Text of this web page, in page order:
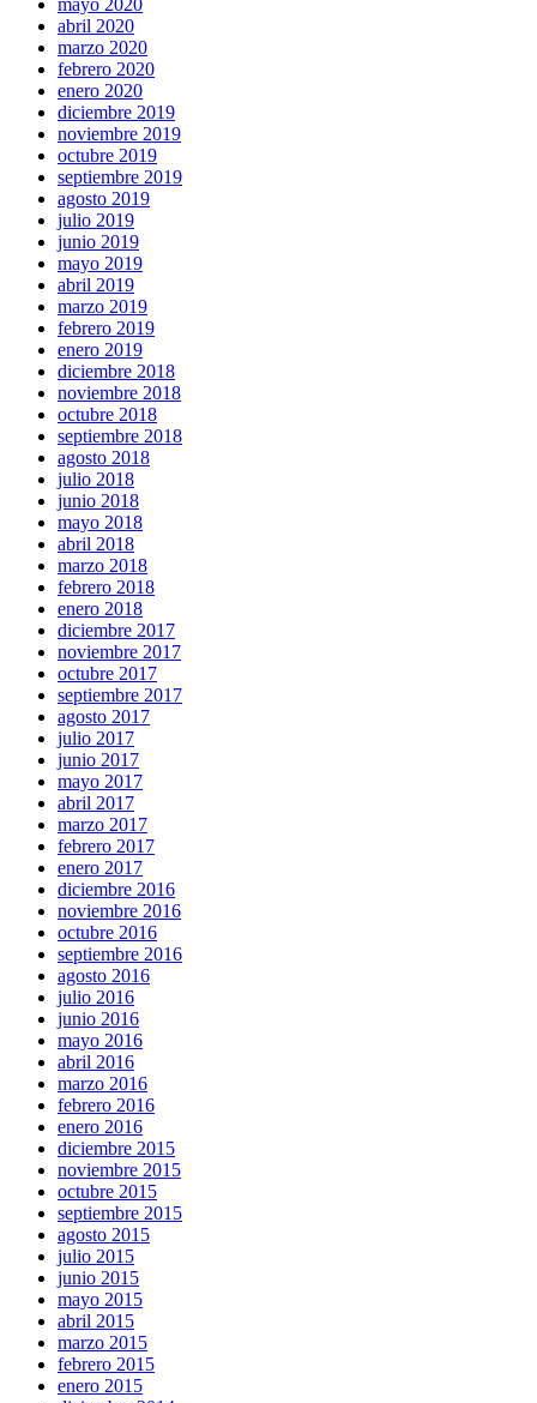
mayo 2020
abril 2020
marzo 2020
febrero 2020
enero 2020
diciembre 2019
noviembre 2019
octubre 2019
septiembre 2019
agosto 2019
julio 2019
junio 2019
mayo 2019
abril 2019
marzo 2019
febrero 2019
enero 2019
diciembre 2018
noviembre 2018
octubre 2018
septiembre 2018
agosto 2018
julio 2018
junio 2018
mayo 2018
abril 2018
marzo 2018
febrero 2018
enero 2018
diciembre 2017
noviembre 2017
octubre 2017
septiembre 2017
agosto 2017
julio 2017
junio 2017
mayo 2017
abril 2017
marzo 2017
febrero 2017
enero 2017
diciembre 2016
noviembre 2016
octubre 2016
septiembre 2016
agosto 2016
julio 2016
junio 2016
mayo 2016
abril 2016
marzo 2016
febrero 2016
enero 2016
diciembre 2015
noviembre 2015
octubre 2015
septiembre 2015
agosto 2015
julio 2015
junio 2015
mayo 2015
abril 2015
marzo 2015
febrero 2015
enero 2015